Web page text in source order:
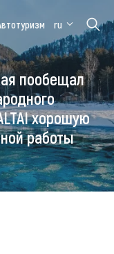
Алтайская
зимовка
ru
пообещал
хорошую
работы